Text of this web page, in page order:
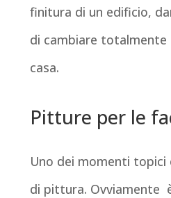
finitura di un edificio,
di cambiare totalmente
casa.
Pitture per le
Uno dei momenti
di pittura. Ovviamente